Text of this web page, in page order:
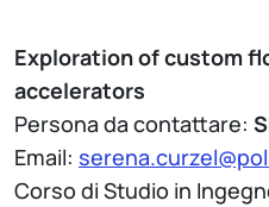
Exploration of custom
accelerators
Persona da contattare:
Email:
Corso di Studio in